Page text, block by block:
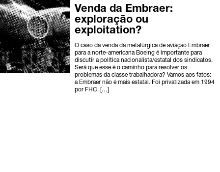
Venda da Embraer:
exploração ou
exploitation?
O caso da venda da metalúrgica de aviação Embraer
para a norte-americana Boeing é importante para
discutir a política nacionalista/estatal dos sindicatos.
Será que esse é o caminho para resolver os
problemas da classe trabalhadora? Vamos aos fatos:
a Embraer não é mais estatal. Foi privatizada em 1994
por FHC. […]